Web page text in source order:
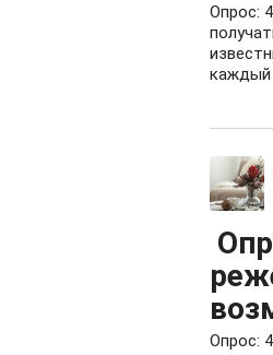
Опрос:
каждый
Опрос: